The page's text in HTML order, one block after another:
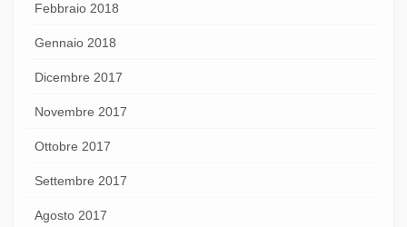
Febbraio 2018
Gennaio 2018
Dicembre 2017
Novembre 2017
Ottobre 2017
Settembre 2017
Agosto 2017